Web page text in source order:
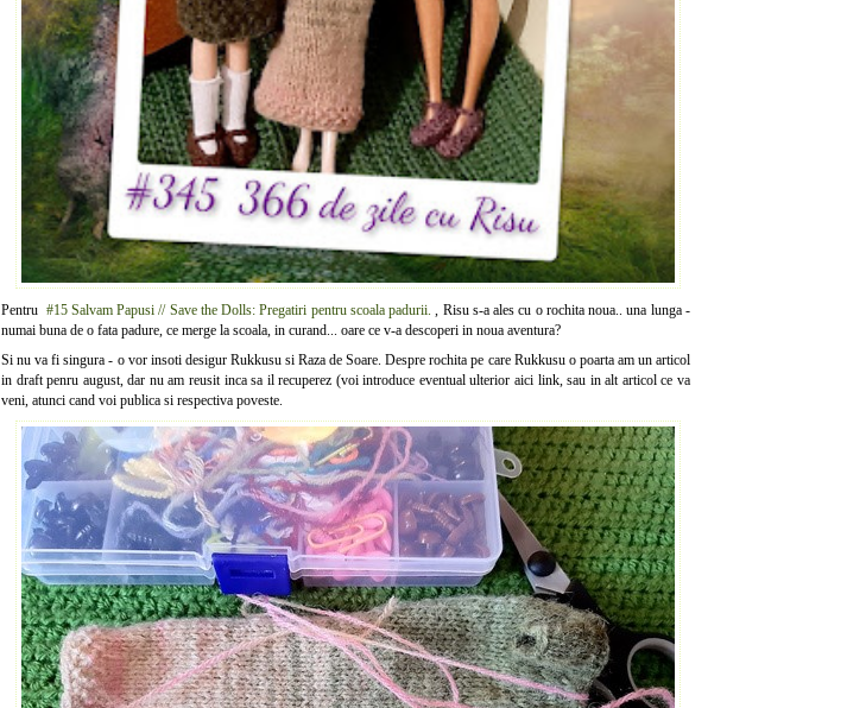
Pentru #15 Salvam Papusi // Save the Dolls: Pregatiri pentru scoala padurii., Risu s-a ales cu o rochita noua.. una lunga -
numai buna de o fata padure, ce merge la scoala, in curand... oare ce v-a descoperi in noua aventura?
Si nu va fi singura - o vor insoti desigur Rukkusu si Raza de Soare. Despre rochita pe care Rukkusu o poarta am un articol
in draft penru august, dar nu am reusit inca sa il recuperez (voi introduce eventual ulterior aici link, sau in alt articol ce va
veni, atunci cand voi publica si respectiva poveste.